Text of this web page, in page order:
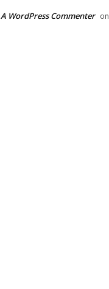
A WordPress Commenter on